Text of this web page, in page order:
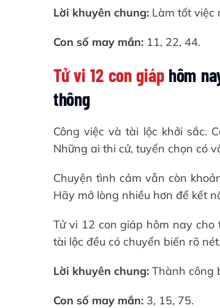
Lời khuyên chung: Làm tốt việc
Con số may mắn: 11, 22, 44.
Tử vi 12 con giáphôm
thông
Công việc và tài lộc khởi sắc.
Những ai thi cử, tuyển chọn có
Chuyện tình cảm vẫn còn
Hãy mở lòng nhiều hơn để kết
Tử vi 12 con giáp hôm nay cho
tài lộc đều có chuyển biến rõ nét.
Lời khuyên chung: Thành công
Con số may mắn: 3, 15, 75.